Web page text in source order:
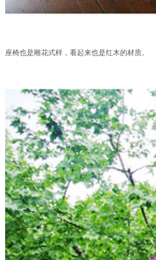
座椅也是雕花式样，看起来也是红木的材质。